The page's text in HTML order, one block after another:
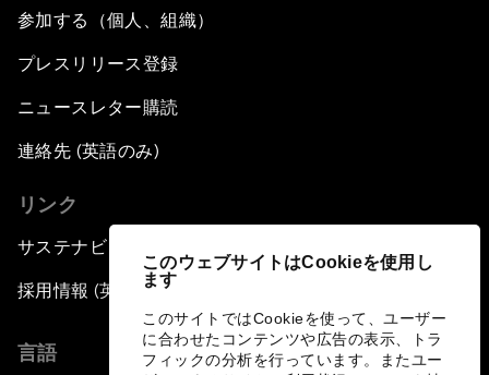
このウェブサイトはCookieを使用し
ます
このサイトではCookieを使って、ユーザー
に合わせたコンテンツや広告の表示、トラ
フィックの分析を行っています。またユー
参加する（個人、組織）
プレスリリース登録
ニュースレター購読
連絡先 (英語のみ)
リンク
サステナビリティへの取り組み
採用情報 (英語のみ)
言語